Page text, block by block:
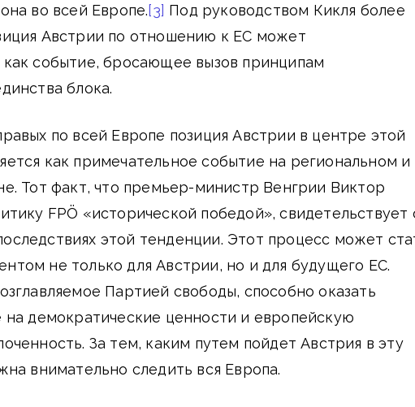
во всей Европе.[3] Под руководством Кикля более
Австрии по отношению к ЕС может
как событие, бросающее вызов принципам
блока.
по всей Европе позиция Австрии в центре этой
как примечательное событие на региональном и
Тот факт, что премьер-министр Венгрии Виктор
FPÖ «исторической победой», свидетельствует
этой тенденции. Этот процесс может
не только для Австрии, но и для будущего ЕС.
Партией свободы, способно оказать
на демократические ценности и европейскую
За тем, каким путем пойдет Австрия в эту
внимательно следить вся Европа.